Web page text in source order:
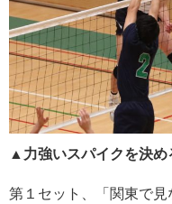
▲力強いスパイクを決め
第１セット、「関東で見